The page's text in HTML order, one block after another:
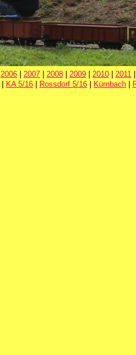
2006 2007 2008 2009 2010 2011
KA 5/16 Rossdorf 5/16 Kürnbach